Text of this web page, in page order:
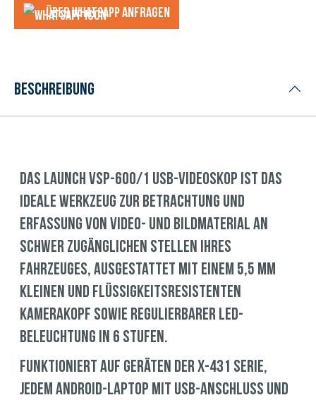
Über WhatsApp anfragеn
Beschreibung
Das LAUNCH VSP-600/1 USB-Videoskop ist das
ideale Werkzeug zur Betrachtung und
Erfassung von Video- und Bildmaterial an
schwer zugänglichen Stellen Ihres
Fahrzeuges, ausgestattet mit einem 5,5 mm
kleinen und flüssigkeitsresistenten
Kamerakopf sowie regulierbarer LED-
Beleuchtung in 6 Stufen.
Funktioniert auf Geräten der X-431 Serie,
jedem Android-Laptop mit USB-Anschluss und